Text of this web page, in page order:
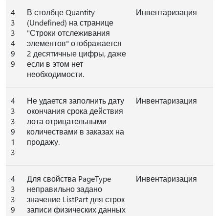
4
3
3
4
9
9
В столбце Quantity
(Undefined) на странице
"Строки отслеживания
элементов" отображается
2 десятичные цифры, даже
если в этом нет
необходимости.
Инвентаризация
4
3
3
9
1
3
Не удается заполнить дату
окончания срока действия
лота отрицательными
количествами в заказах на
продажу.
Инвентаризация
4
3
3
9
Для свойства PageType
неправильно задано
значение ListPart для строк
записи физических данных
Инвентаризация